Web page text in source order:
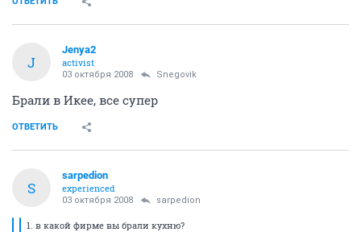
J
Jenya2
activist
03 октября 2008 Snegovik
Брали в Икее, все супер
ОТВЕТИТЬ
S
sarpedion
experienced
03 октября 2008 sarpedion
1. в какой фирме вы брали кухню?